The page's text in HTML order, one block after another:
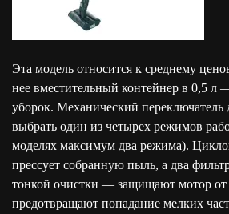
Эта модель относится к среднему
нее вместительный контейнер в 0,5 л
уборок. Механический переключатель
выбрать один из четырех режимов
моделях максимум два режима).
прессует собранную пыль, а два
тонкой очистки — защищают мотор
предотвращают попадание мелких